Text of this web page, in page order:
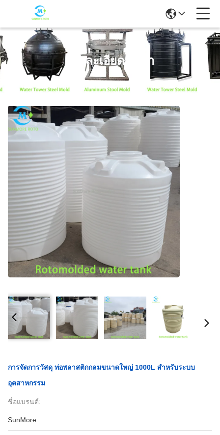
รายละเอียดสินค้า
การจัดการวัสดุ ท่อพลาสติกกลมขนาดใหญ่ 1000L สําหรับระบบ
อุตสาหกรรม
ชื่อแบรนด์:
SunMore